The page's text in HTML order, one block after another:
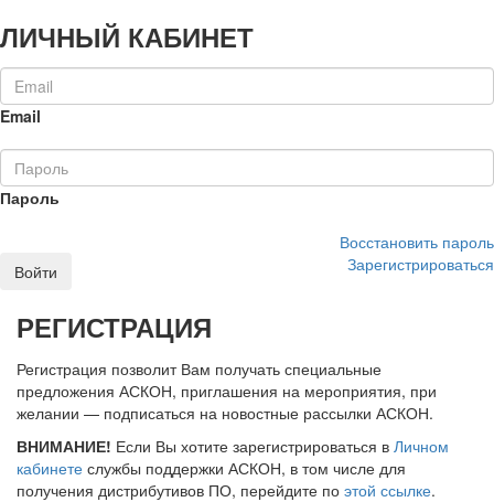
ЛИЧНЫЙ КАБИНЕТ
Email
Пароль
Восстановить пароль
Войти
Зарегистрироваться
РЕГИСТРАЦИЯ
Регистрация позволит Вам получать специальные
предложения АСКОН, приглашения на мероприятия, при
желании — подписаться на новостные рассылки АСКОН.
ВНИМАНИЕ! Если Вы хотите зарегистрироваться в Личном
кабинете службы поддержки АСКОН, в том числе для
получения дистрибутивов ПО, перейдите по этой ссылке.